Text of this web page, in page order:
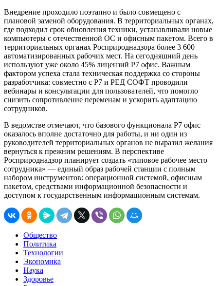
Внедрение проходило поэтапно и было совмещено с
плановой заменой оборудования. В территориальных органах,
где подходил срок обновления техники, устанавливали новые
компьютеры с отечественной ОС и офисным пакетом. Всего в
территориальных органах Росприроднадзора более 3 600
автоматизированных рабочих мест. На сегодняшний день
используют уже около 45% лицензий Р7 офис. Важным
фактором успеха стала техническая поддержка со стороны
разработчика: совместно с Р7 и РЕД СОФТ проводили
вебинары и консультации для пользователей, что помогло
снизить сопротивление переменам и ускорить адаптацию
сотрудников.
В ведомстве отмечают, что базового функционала Р7 офис
оказалось вполне достаточно для работы, и ни один из
руководителей территориальных органов не выразил желания
вернуться к прежним решениям. В перспективе
Росприроднадзор планирует создать «типовое рабочее место
сотрудника» — единый образ рабочей станции с полным
набором инструментов: операционной системой, офисным
пакетом, средствами информационной безопасности и
доступом к государственным информационным системам.
Общество
Политика
Технологии
Экономика
Наука
Здоровье